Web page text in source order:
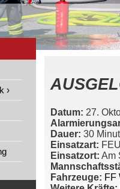
›
Datum: 27.
Dauer: 30
Einsatzart:
Einsatzort: Am
Fahrzeuge: FF